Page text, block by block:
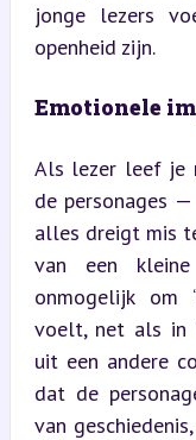
jonge lezers
openheid zijn.
Emotionele
Als lezer leef je
de personages
alles dreigt mis
van een
onmogelijk om
voelt, net als in
uit een andere
dat de
van